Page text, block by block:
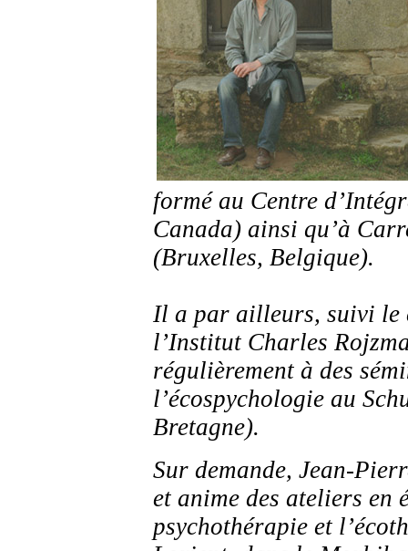
formé au Centre
Canada) ainsi qu’à
(Bruxelles, Belgique).
Il a par ailleurs, suivi le
l’Institut Charles
régulièrement à des
l’écospychologie au
Bretagne).
Sur demande, Jean-
et anime des ateliers en
psychothérapie et